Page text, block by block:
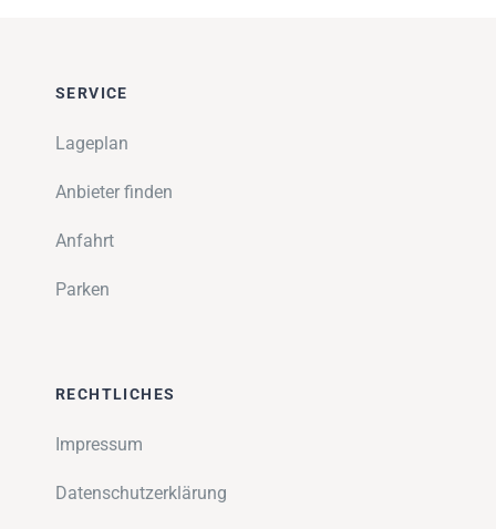
SERVICE
Lageplan
Anbieter finden
Anfahrt
Parken
RECHTLICHES
Impressum
Datenschutzerklärung